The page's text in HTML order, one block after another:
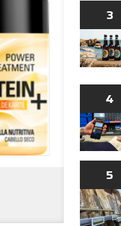
3
4
5